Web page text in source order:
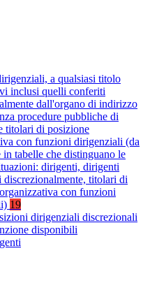
a qualsiasi titolo
inclusi quelli conferiti
dall'organo di indirizzo
procedure pubbliche di
titolari di posizione
con funzioni dirigenziali (da
in tabelle che distinguano le
dirigenti, dirigenti
titolari di
con funzioni
19
dirigenziali discrezionali
disponibili